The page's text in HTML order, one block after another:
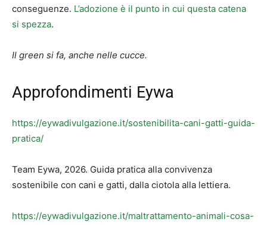
conseguenze. L’adozione è il punto in cui questa catena
si spezza.
Il green si fa, anche nelle cucce.
Approfondimenti Eywa
https://eywadivulgazione.it/sostenibilita-cani-gatti-guida-
pratica/
Team Eywa, 2026. Guida pratica alla convivenza
sostenibile con cani e gatti, dalla ciotola alla lettiera.
https://eywadivulgazione.it/maltrattamento-animali-cosa-